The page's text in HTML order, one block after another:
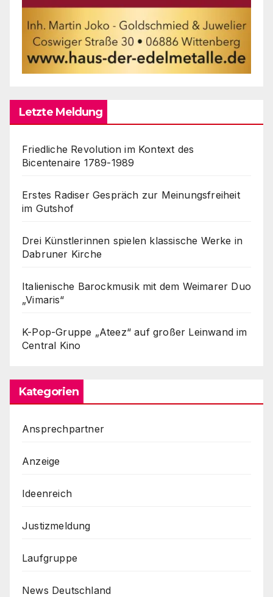
Letzte Meldung
Friedliche Revolution im Kontext des
Bicentenaire 1789-1989
Erstes Radiser Gespräch zur Meinungsfreiheit
im Gutshof
Drei Künstlerinnen spielen klassische Werke in
Dabruner Kirche
Italienische Barockmusik mit dem Weimarer Duo
„Vimaris“
K-Pop-Gruppe „Ateez“ auf großer Leinwand im
Central Kino
Kategorien
Ansprechpartner
Anzeige
Ideenreich
Justizmeldung
Laufgruppe
News Deutschland